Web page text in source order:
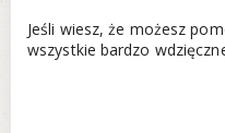
Jeśli wiesz, że możesz
wszystkie bardzo